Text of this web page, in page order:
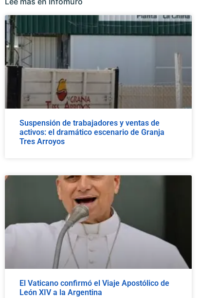
Suspensión de trabajadores y ventas de
activos: el dramático escenario de Granja
Tres Arroyos
El Vaticano confirmó el Viaje Apostólico de
León XIV a la Argentina